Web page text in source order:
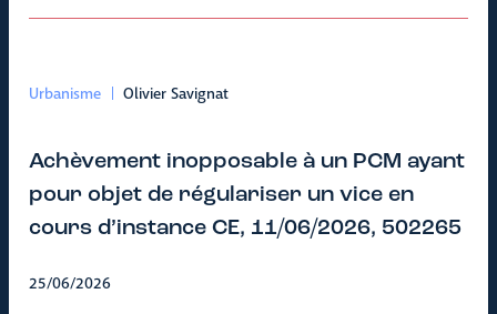
Urbanisme Olivier Savignat
Achèvement inopposable à un PCM ayant
pour objet de régulariser un vice en
cours d’instance CE, 11/06/2026, 502265
25/06/2026